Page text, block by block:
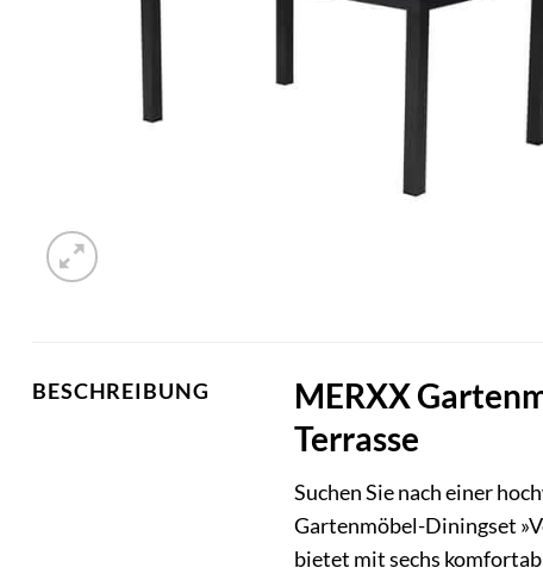
BESCHREIBUNG
MERXX
Terrasse
Suchen Sie nach einer
Gartenmöbel-Diningset
bietet mit sechs